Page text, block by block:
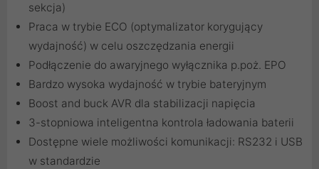
sekcja)
Praca w trybie ECO (optymalizator korygujący
wydajność) w celu oszczędzania energii
Podłączenie do awaryjnego wyłącznika p.poż. EPO
Bardzo wysoka wydajność w trybie bateryjnym
Boost and buck AVR dla stabilizacji napięcia
3-stopniowa inteligentna kontrola ładowania baterii
Dostępne wiele możliwości komunikacji: RS232 i USB
w standardzie